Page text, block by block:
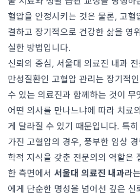
혈압을 안정시키는 것은 물론, 고혈
결하고 장기적으로 건강한 삶을 영
실한 방법입니다.
신뢰의 중심, 서울대 의료진 내과
만성질환인 고혈압 관리는 장기적
수 있는 의료진과 함께하는 것이 무
어떤 의사를 만나느냐에 따라 치료
게 달라질 수 있기 때문입니다. 특
가진 고혈압의 경우, 풍부한 임상
학적 지식을 갖춘 전문의의 역할은
한 측면에서 서울대 의료진 내과라
에게 단순한 명성을 넘어선 깊은 신